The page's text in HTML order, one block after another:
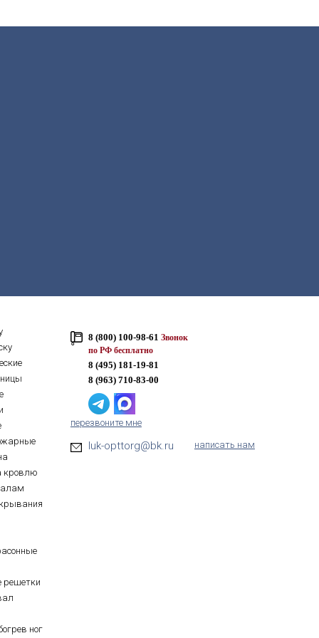
кровлю
решетки
ног
8 (800) 100-98-61 Звонок
по РФ бесплатно
8 (495) 181-19-81
8 (963) 710-83-00
перезвоните мне
luk-opttorg@bk.ru написать нам